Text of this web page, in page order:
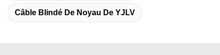
Câble Blindé De Noyau De YJLV